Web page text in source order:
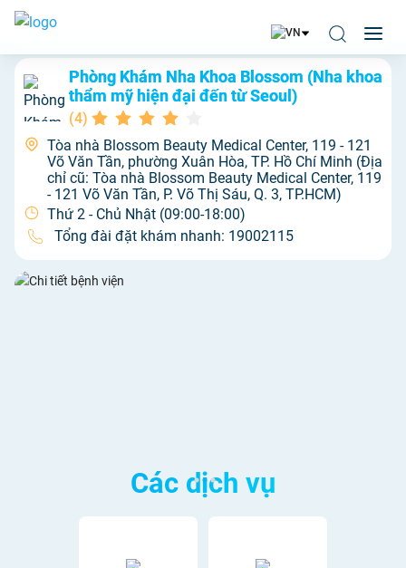
Phòng Khám Nha Khoa Blossom (Nha khoa
thẩm mỹ hiện đại đến từ Seoul)
(4)
Tòa nhà Blossom Beauty Medical Center, 119 - 121
Võ Văn Tần, phường Xuân Hòa, TP. Hồ Chí Minh (Địa
chỉ cũ: Tòa nhà Blossom Beauty Medical Center, 119
- 121 Võ Văn Tần, P. Võ Thị Sáu, Q. 3, TP.HCM)
Thứ 2 - Chủ Nhật (09:00-18:00)
Tổng đài đặt khám nhanh: 19002115
Các dịch vụ